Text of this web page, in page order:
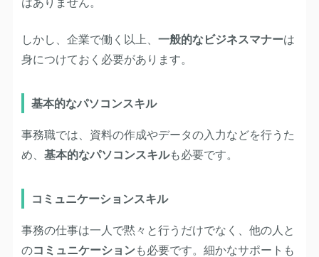
しかし、企業で働く以上、 一般的なビジネスマナーは
身につけておく必要があります。
基本的なパソコンスキル
事務職では、資料の作成やデータの入力などを行うた
め、 基本的なパソコンスキルも必要です。
コミュニケーションスキル
事務の仕事は一人で黙々と行うだけでなく、他の人と
のコミュニケーションも必要です。細かなサポートも